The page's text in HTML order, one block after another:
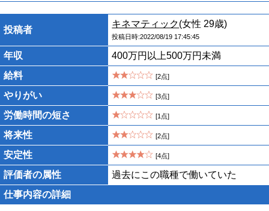
投稿者
キネマティック(女性 29歳)
投稿日時:2022/08/19 17:45:45
年収
400万円以上500万円未満
給料
[2点]
やりがい [3点]
労働時間の短さ [1点]
将来性 [2点]
安定性 [4点]
評価者の属性
過去にこの職種で働いていた
仕事内容の詳細